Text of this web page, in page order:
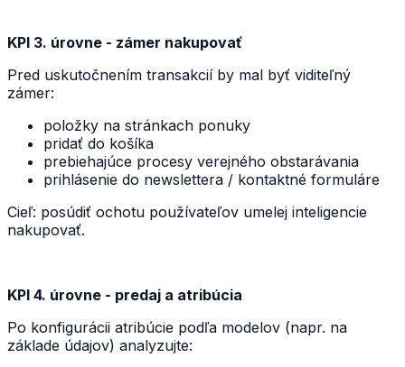
KPI 3. úrovne - zámer nakupovať
Pred uskutočnením transakcií by mal byť viditeľný
zámer:
položky na stránkach ponuky
pridať do košíka
prebiehajúce procesy verejného obstarávania
prihlásenie do newslettera / kontaktné formuláre
Cieľ: posúdiť ochotu používateľov umelej inteligencie
nakupovať.
KPI 4. úrovne - predaj a atribúcia
Po konfigurácii atribúcie podľa modelov (napr. na
základe údajov) analyzujte: